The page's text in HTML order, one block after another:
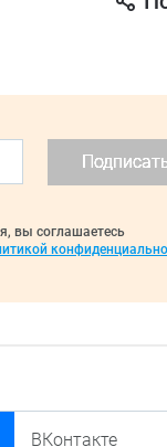
вы соглашаетесь
ВКонтакте